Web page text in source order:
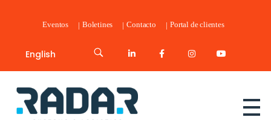
Eventos Boletines Contacto Portal de clientes
English